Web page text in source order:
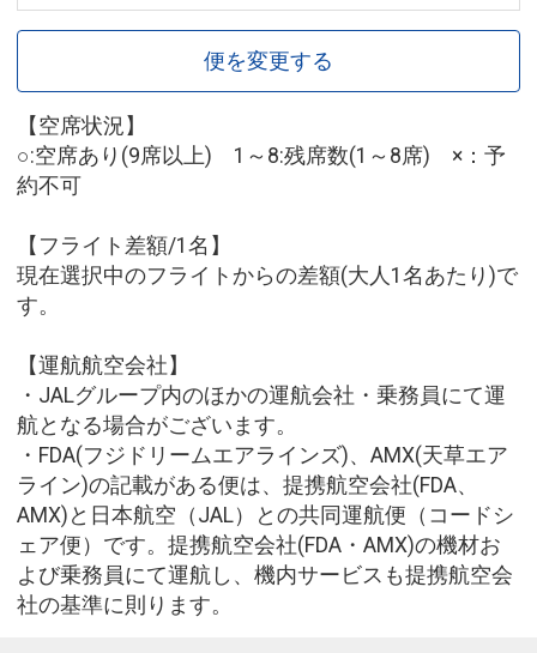
便を変更する
【空席状況】
○:空席あり(9席以上) 1～8:残席数(1～8席) ×：予
約不可
【フライト差額/1名】
現在選択中のフライトからの差額(大人1名あたり)で
す。
【運航航空会社】
・JALグループ内のほかの運航会社・乗務員にて運
航となる場合がございます。
・FDA(フジドリームエアラインズ)、AMX(天草エア
ライン)の記載がある便は、提携航空会社(FDA、
AMX)と日本航空（JAL）との共同運航便（コードシ
ェア便）です。提携航空会社(FDA・AMX)の機材お
よび乗務員にて運航し、機内サービスも提携航空会
社の基準に則ります。